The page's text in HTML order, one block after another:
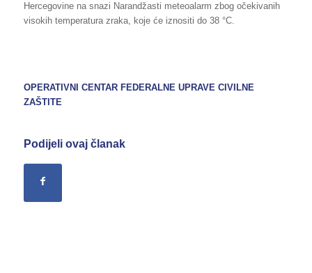
Hercegovine na snazi Narandžasti meteoalarm zbog očekivanih
visokih temperatura zraka, koje će iznositi do 38 °C.
OPERATIVNI CENTAR FEDERALNE UPRAVE CIVILNE
ZAŠTITE
Podijeli ovaj članak